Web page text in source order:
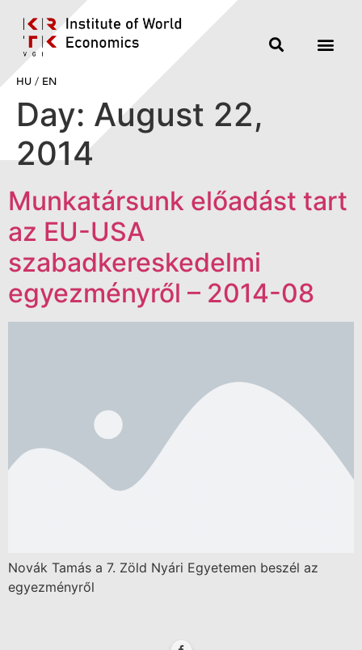
HU / EN
Day: August 22,
2014
Munkatársunk előadást tart
az EU-USA
szabadkereskedelmi
egyezményről – 2014-08
Novák Tamás a 7. Zöld Nyári Egyetemen beszél az
egyezményről